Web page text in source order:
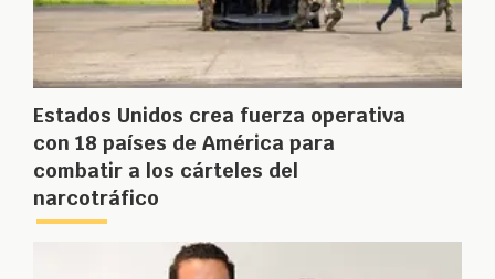
Estados Unidos crea fuerza operativa
con 18 países de América para
combatir a los cárteles del
narcotráfico